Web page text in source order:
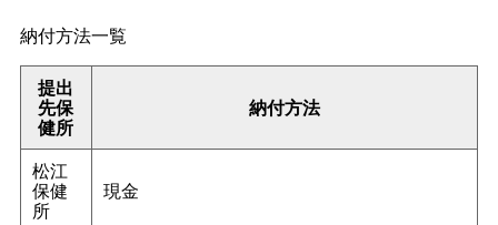
納付方法一覧
提出
先保
健所
納付方法
松江
保健
所
現金